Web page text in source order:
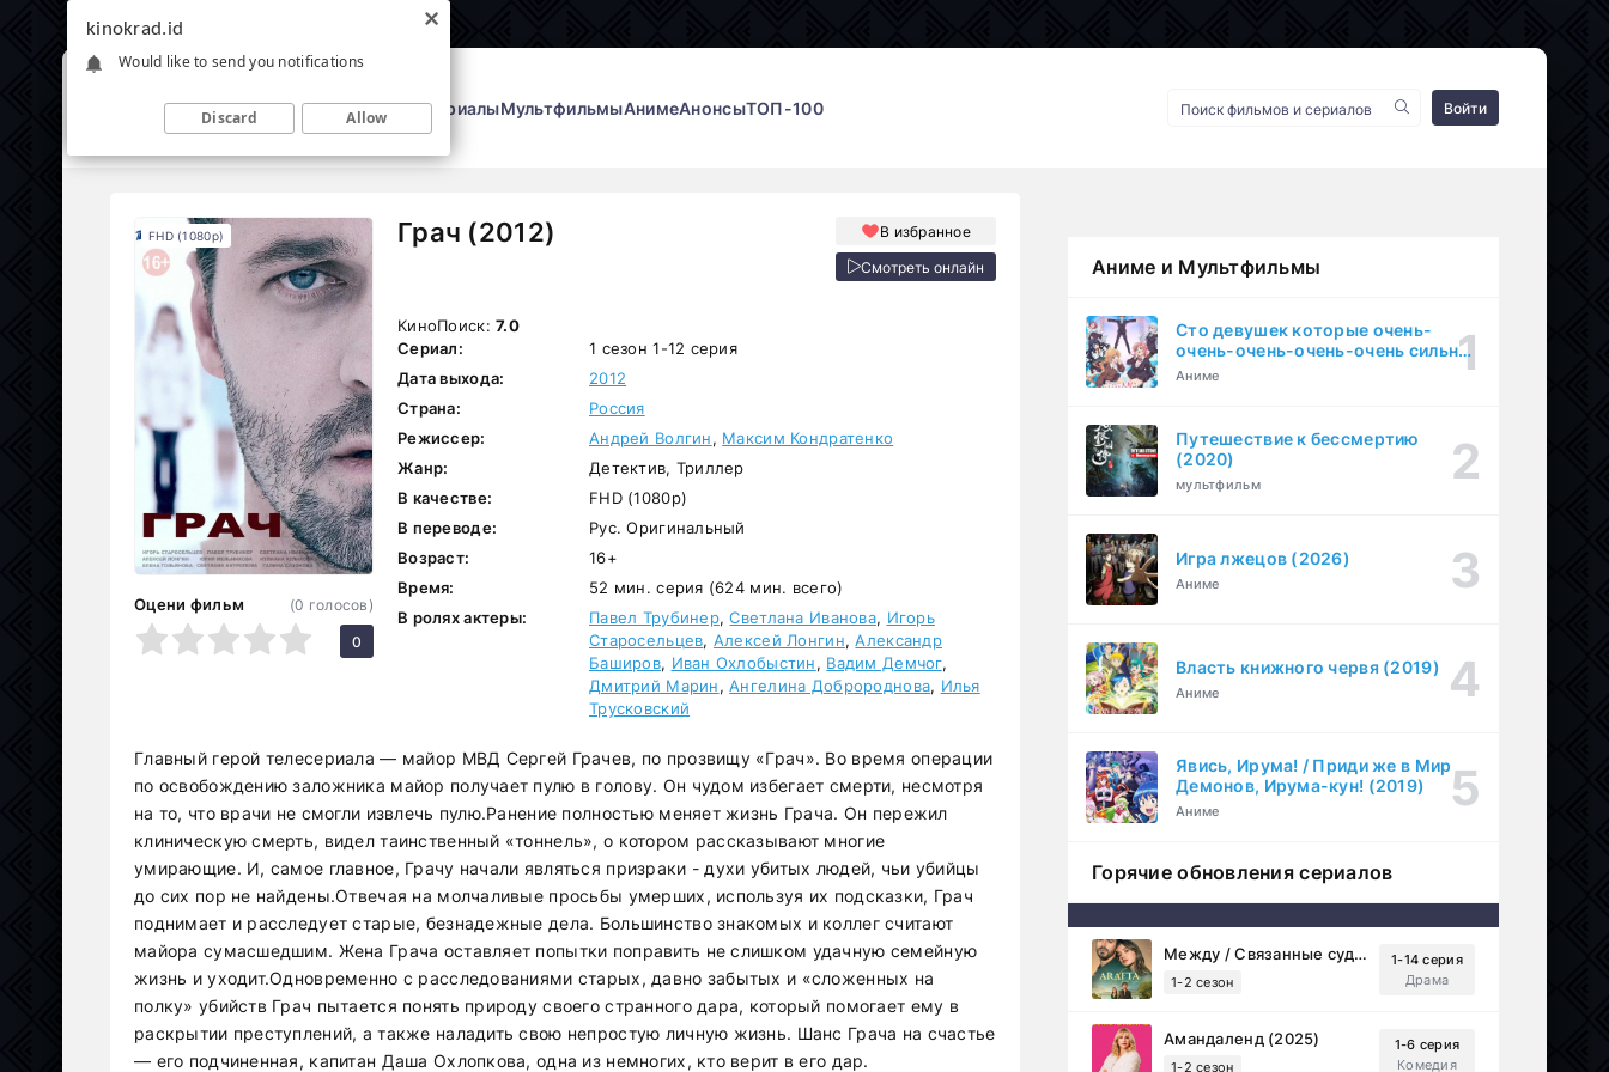
ФильмыСериалыМультфильмыАнимеАнонсыТОП-100 Войти
Грач (2012)
В избранное
Смотреть онлайн
FHD (1080p)
Оцени фильм
5
(0 голосов)
0
КиноПоиск:7.0
Сериал:
1 сезон 1-12 серия
Дата выхода:
2012
Страна:
Россия
Режиссер:
Андрей Волгин, Максим Кондратенко
Жанр:
Детектив, Триллер
В качестве:
FHD (1080p)
В переводе:
Рус. Оригинальный
Возраст:
16+
Время:
52 мин. серия (624 мин. всего)
В ролях актеры:
Павел Трубинер,Светлана Иванова, Игорь
Старосельцев, Алексей Лонгин,Александр
Баширов, Иван Охлобыстин, Вадим Демчог,
Дмитрий Марин,Ангелина Добророднова, Илья
Трусковский
Главный герой телесериала — майор МВД Сергей Грачев, по прозвищу «Грач». Во время операции
по освобождению заложника майор получает пулю в голову. Он чудом избегает смерти, несмотря
на то, что врачи не смогли извлечь пулю.Ранение полностью меняет жизнь Грача. Он пережил
клиническую смерть, видел таинственный «тоннель», о котором рассказывают многие
умирающие. И, самое главное, Грачу начали являться призраки - духи убитых людей, чьи убийцы
до сих пор не найдены.Отвечая на молчаливые просьбы умерших, используя их подсказки, Грач
поднимает и расследует старые, безнадежные дела. Большинство знакомых и коллег считают
майора сумасшедшим. Жена Грача оставляет попытки поправить не слишком удачную семейную
жизнь и уходит.Одновременно с расследованиями старых, давно забытых и «сложенных на
полку» убийств Грач пытается понять природу своего странного дара, который помогает ему в
раскрытии преступлений, а также наладить свою непростую личную жизнь. Шанс Грача на счастье
— его подчиненная, капитан Даша Охлопкова, одна из немногих, кто верит в его дар.
Аниме и Мультфильмы
Сто девушек которые очень-
очень-очень-очень-очень сильно
тебя любят (2023)
Аниме
Путешествие к бессмертию
(2020)
мультфильм
Игра лжецов (2026)
Аниме
Власть книжного червя (2019)
Аниме
Явись, Ирума! / Приди же в Мир
Демонов, Ирума-кун! (2019)
Аниме
Горячие обновления сериалов
Между / Связанные судьбой (2025)
1-2 сезон
1-14 серия
Драма
Амандаленд (2025)
1-2 сезон
1-6 серия
Комедия
kinokrad.id
Would like to send you notifications
Discard Allow